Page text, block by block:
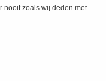
nooit zoals wij deden met